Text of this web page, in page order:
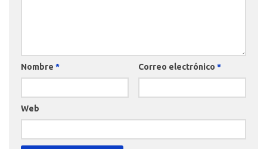
Nombre * Correo electrónico *
Web